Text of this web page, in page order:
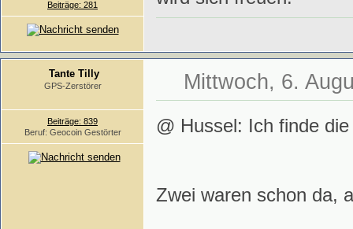
Beiträge: 281
Tante Tilly
GPS-Zerstörer
Beiträge: 839
Beruf: Geocoin Gestörter
Mittwoch, 6.
@ Hussel: Ich finde
Zwei waren schon da,